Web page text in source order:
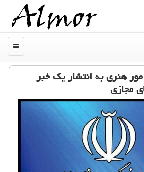
منو
هنری به انتشار یک خبر
مجازی